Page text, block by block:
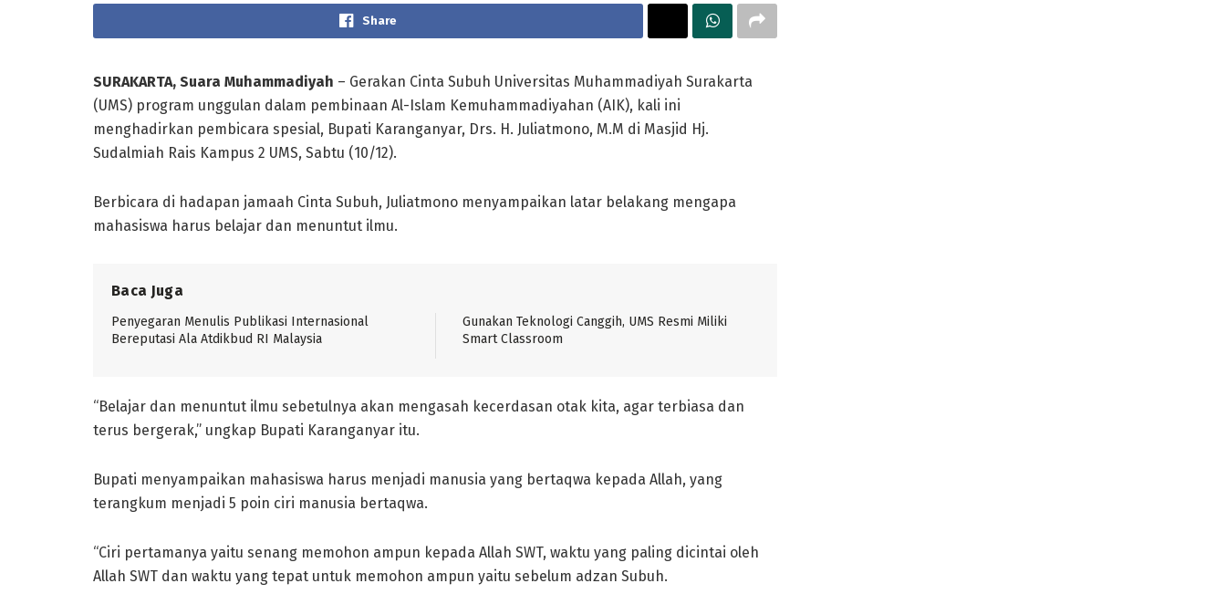
Share
SURAKARTA, Suara Muhammadiyah – Gerakan Cinta Subuh Universitas Muhammadiyah Surakarta
(UMS) program unggulan dalam pembinaan Al-Islam Kemuhammadiyahan (AIK), kali ini
menghadirkan pembicara spesial, Bupati Karanganyar, Drs. H. Juliatmono, M.M di Masjid Hj.
Sudalmiah Rais Kampus 2 UMS, Sabtu (10/12).
Berbicara di hadapan jamaah Cinta Subuh, Juliatmono menyampaikan latar belakang mengapa
mahasiswa harus belajar dan menuntut ilmu.
Baca Juga
Penyegaran Menulis Publikasi Internasional
Bereputasi Ala Atdikbud RI Malaysia
Gunakan Teknologi Canggih, UMS Resmi Miliki
Smart Classroom
“Belajar dan menuntut ilmu sebetulnya akan mengasah kecerdasan otak kita, agar terbiasa dan
terus bergerak,” ungkap Bupati Karanganyar itu.
Bupati menyampaikan mahasiswa harus menjadi manusia yang bertaqwa kepada Allah, yang
terangkum menjadi 5 poin ciri manusia bertaqwa.
“Ciri pertamanya yaitu senang memohon ampun kepada Allah SWT, waktu yang paling dicintai oleh
Allah SWT dan waktu yang tepat untuk memohon ampun yaitu sebelum adzan Subuh.